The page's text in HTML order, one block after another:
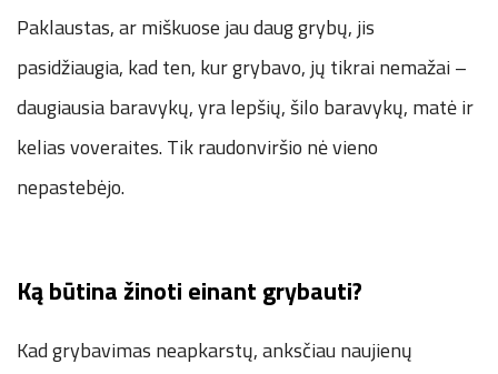
Paklaustas, ar miškuose jau daug grybų, jis
pasidžiaugia, kad ten, kur grybavo, jų tikrai nemažai –
daugiausia baravykų, yra lepšių, šilo baravykų, matė ir
kelias voveraites. Tik raudonviršio nė vieno
nepastebėjo.
Ką būtina žinoti einant grybauti?
Kad grybavimas neapkarstų, anksčiau naujienų